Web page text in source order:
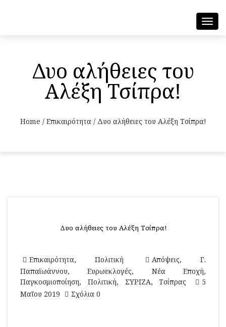
Δυο αλήθειες του
Αλέξη Τσίπρα!
Home / Επικαιρότητα / Δυο αλήθειες του Αλέξη Τσίπρα!
Δυο αλήθειες του Αλέξη Τσίπρα!
Επικαιρότητα,Πολιτική Απόψεις,Γ.
Παπαϊωάννου,Ευρωεκλογές, Νέα Εποχή,
Παγκοσμιοποίηση, Πολιτική, ΣΥΡΙΖΑ,Τσίπρας
5
Μαΐου 2019
Σχόλια 0